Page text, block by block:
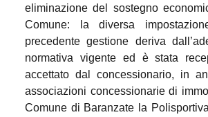
eliminazione del sostegno
Comune: la diversa
precedente gestione deriva
normativa vigente ed è stata
accettato dal concessionario, in
associazioni concessionarie di
Comune di Baranzate la